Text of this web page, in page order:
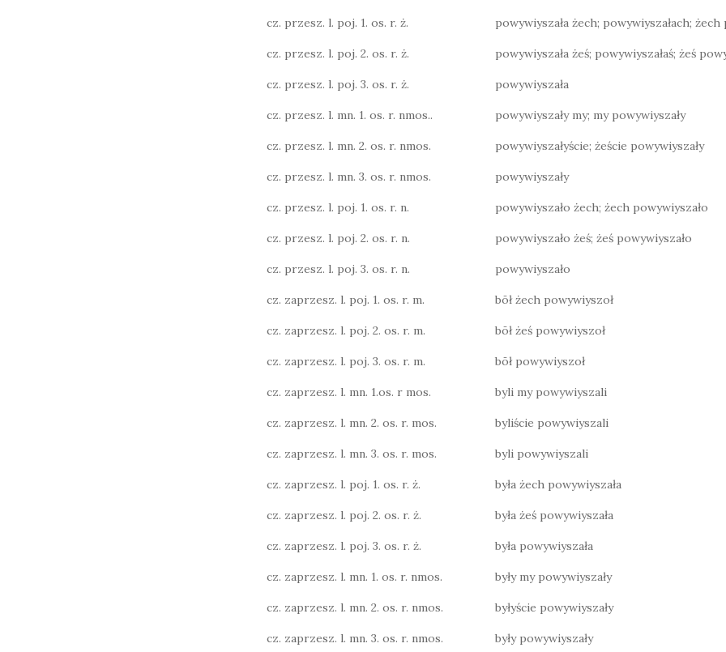
cz. przesz. l. poj. 1. os. r. ż. powywiyszała żech; powywiyszałach; żech
cz. przesz. l. poj. 2. os. r. ż. powywiyszała żeś; powywiyszałaś; żeś
cz. przesz. l. poj. 3. os. r. ż. powywiyszała
cz. przesz. l. mn. 1. os. r. nmos.. powywiyszały my; my powywiyszały
cz. przesz. l. mn. 2. os. r. nmos. powywiyszałyście; żeście powywiyszały
cz. przesz. l. mn. 3. os. r. nmos. powywiyszały
cz. przesz. l. poj. 1. os. r. n. powywiyszało żech; żech powywiyszało
cz. przesz. l. poj. 2. os. r. n. powywiyszało żeś; żeś powywiyszało
cz. przesz. l. poj. 3. os. r. n. powywiyszało
cz. zaprzesz. l. poj. 1. os. r. m. bōł żech powywiyszoł
cz. zaprzesz. l. poj. 2. os. r. m. bōł żeś powywiyszoł
cz. zaprzesz. l. poj. 3. os. r. m. bōł powywiyszoł
cz. zaprzesz. l. mn. 1.os. r mos. byli my powywiyszali
cz. zaprzesz. l. mn. 2. os. r. mos. byliście powywiyszali
cz. zaprzesz. l. mn. 3. os. r. mos. byli powywiyszali
cz. zaprzesz. l. poj. 1. os. r. ż. była żech powywiyszała
cz. zaprzesz. l. poj. 2. os. r. ż. była żeś powywiyszała
cz. zaprzesz. l. poj. 3. os. r. ż. była powywiyszała
cz. zaprzesz. l. mn. 1. os. r. nmos. były my powywiyszały
cz. zaprzesz. l. mn. 2. os. r. nmos. byłyście powywiyszały
cz. zaprzesz. l. mn. 3. os. r. nmos. były powywiyszały